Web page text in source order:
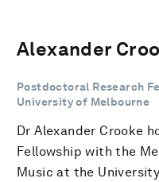
Alexander
Postdoctoral Research
University of Melbourne
Dr Alexander Crooke
Fellowship with the
Music at the